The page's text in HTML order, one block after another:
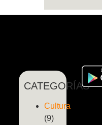
CATEGORÍAS
Cultura
(9)